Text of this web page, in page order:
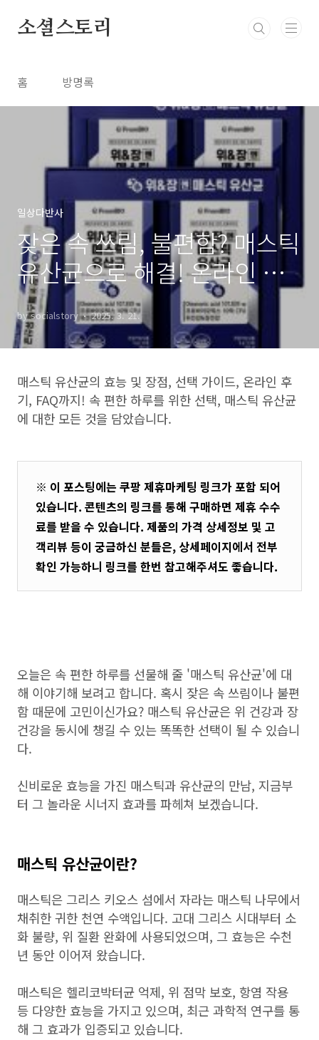
소셜스토리
홈 방명록
일상다반사
잦은 속 쓰림, 불편함? 매스틱
유산균으로 해결! 온라인 후
기 및 FAQ
by socialstory 2025. 3. 21.
매스틱 유산균의 효능 및 장점, 선택 가이드, 온라인 후
기, FAQ까지! 속 편한 하루를 위한 선택, 매스틱 유산균
에 대한 모든 것을 담았습니다.
※ 이 포스팅에는 쿠팡 제휴마케팅 링크가 포함 되어
있습니다. 콘텐츠의 링크를 통해 구매하면 제휴 수수
료를 받을 수 있습니다. 제품의 가격 상세정보 및 고
객리뷰 등이 궁금하신 분들은, 상세페이지에서 전부
확인 가능하니 링크를 한번 참고해주셔도 좋습니다.
오늘은 속 편한 하루를 선물해 줄 '매스틱 유산균'에 대
해 이야기해 보려고 합니다. 혹시 잦은 속 쓰림이나 불편
함 때문에 고민이신가요? 매스틱 유산균은 위 건강과 장
건강을 동시에 챙길 수 있는 똑똑한 선택이 될 수 있습니
다.
신비로운 효능을 가진 매스틱과 유산균의 만남, 지금부
터 그 놀라운 시너지 효과를 파헤쳐 보겠습니다.
매스틱 유산균이란?
매스틱은 그리스 키오스 섬에서 자라는 매스틱 나무에서
채취한 귀한 천연 수액입니다. 고대 그리스 시대부터 소
화 불량, 위 질환 완화에 사용되었으며, 그 효능은 수천
년 동안 이어져 왔습니다.
매스틱은 헬리코박터균 억제, 위 점막 보호, 항염 작용
등 다양한 효능을 가지고 있으며, 최근 과학적 연구를 통
해 그 효과가 입증되고 있습니다.